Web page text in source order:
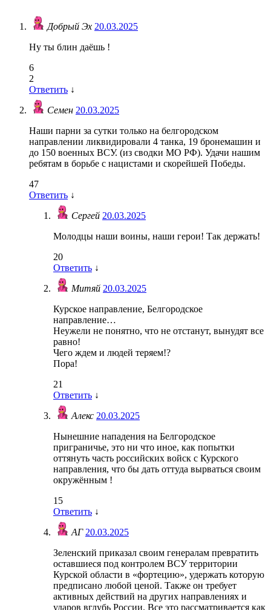
Добрый Эх 20.03.2025
Ну ты блин даёшь !
6
2
Ответить ↓
Семен 20.03.2025
Наши парни за сутки только на белгородском
направлении ликвидировали 4 танка, 19 бронемашин и
до 150 военных ВСУ. (из сводки МО РФ). Удачи нашим
ребятам в борьбе с нацистами и скорейшей Победы.
47
Ответить ↓
Сергей 20.03.2025
Молодцы наши воины, наши герои! Так держать!
20
Ответить ↓
Митяй 20.03.2025
Курское направление, Белгородское
направление…
Неужели не понятно, что не отстанут, вынудят все
равно!
Чего ждем и людей теряем!?
Пора!
21
Ответить ↓
Алекс 20.03.2025
Нынешние нападения на Белгородское
приграничье, это ни что иное, как попытки
оттянуть часть российских войск с Курского
направления, что бы дать оттуда вырваться своим
окружённым !
15
Ответить ↓
АГ20.03.2025
Зеленский приказал своим генералам превратить
оставшиеся под контролем ВСУ территории
Курской области в «фортецию», удержать которую
предписано любой ценой. Также он требует
активных действий на других направлениях и
ударов вглубь России. Все это рассматривается как